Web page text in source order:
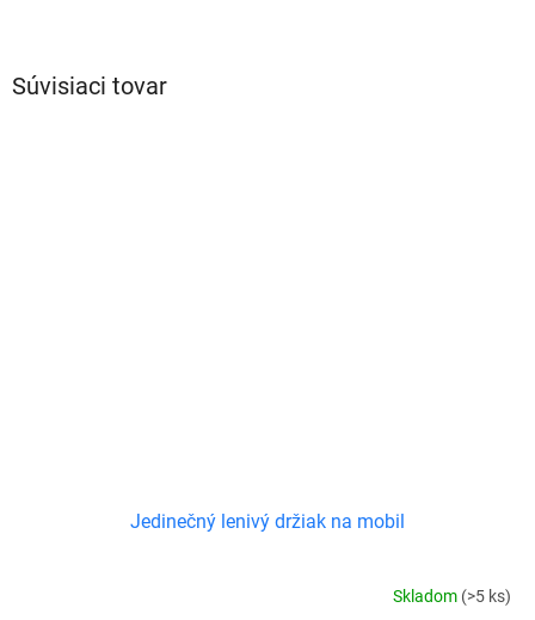
Súvisiaci tovar
Jedinečný lenivý držiak na mobil
Skladom (>5 ks)